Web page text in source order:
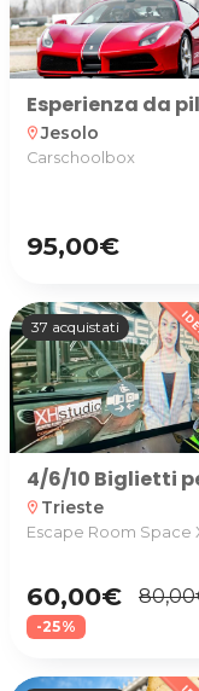
Esperienza da
location_onJesolo
Carschoolbox
95,00€
37 acquistati
4/6/10 Biglietti
location_on Trieste
Escape Room Space
60,00€
-25%